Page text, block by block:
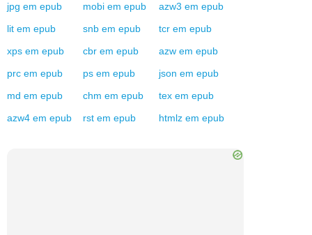
jpg em epub mobi em epub azw3 em epub
lit em epub snb em epub tcr em epub
xps em epub cbr em epub azw em epub
prc em epub ps em epub json em epub
md em epub chm em epub tex em epub
azw4 em epub rst em epub htmlz em epub